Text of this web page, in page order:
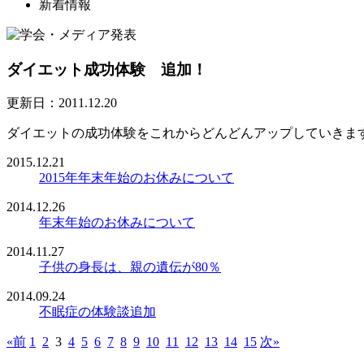
新着情報
ダイエット成功体験 追加！
更新日：2011.12.20
ダイエットの成功体験をこれからどんどんアップしていき
2015.12.21
2015年年末年始のお休みについて
2014.12.26
年末年始のお休みについて
2014.11.27
子供の身長は、親の遺伝が80％
2014.09.24
不眠症の体験談追加
«前 1 2 3 4 5 6 7 8 9 10 11 12 13 14 15 次»